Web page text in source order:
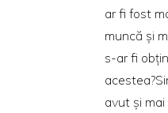
ar fi fost
muncă și
s-ar fi
avut și